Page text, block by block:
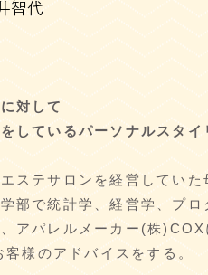
智代
対して
しているパーソナルスタイ
ステサロンを経営してい
部で統計学、経営学、プ
アパレルメーカー(株
様のアドバイスをする。